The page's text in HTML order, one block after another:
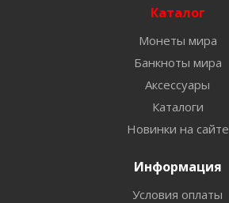
Каталог
Монеты мира
Банкноты мира
Аксессуары
Каталоги
Новинки на сайте
Информация
Условия оплаты